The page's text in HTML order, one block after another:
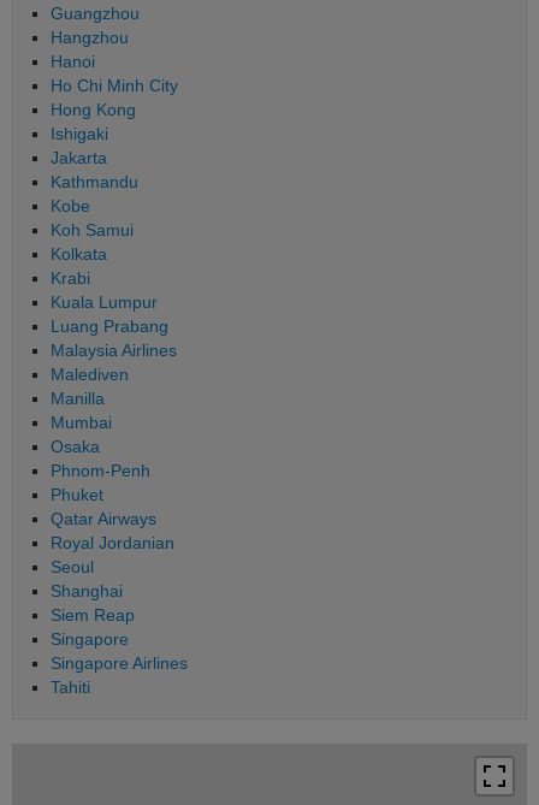
Guangzhou
Hangzhou
Hanoi
Ho Chi Minh City
Hong Kong
Ishigaki
Jakarta
Kathmandu
Kobe
Koh Samui
Kolkata
Krabi
Kuala Lumpur
Luang Prabang
Malaysia Airlines
Malediven
Manilla
Mumbai
Osaka
Phnom-Penh
Phuket
Qatar Airways
Royal Jordanian
Seoul
Shanghai
Siem Reap
Singapore
Singapore Airlines
Tahiti